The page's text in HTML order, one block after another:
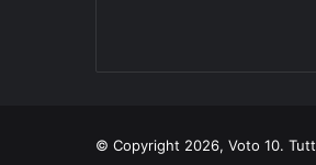
© Copyright 2026, Voto 10.